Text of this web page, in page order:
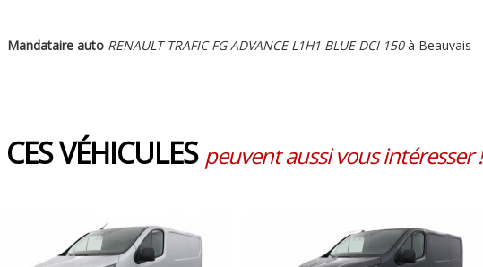
Mandataire auto RENAULT TRAFIC FG ADVANCE L1H1 BLUE DCI 150à Beauvais
CES VÉHICULES peuvent aussi vous intéresser !